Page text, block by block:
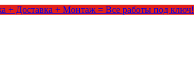
+ Доставка + Монтаж = Все работы под ключ!